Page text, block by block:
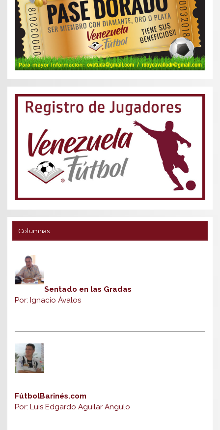
Columnas
Sentado en las Gradas
Por: Ignacio Ávalos
FútbolBarinés.com
Por: Luis Edgardo Aguilar Angulo